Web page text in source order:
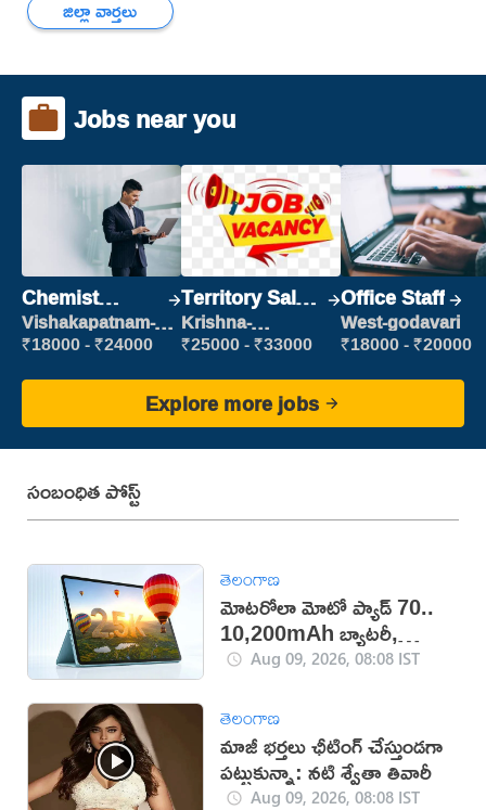
జిల్లా వార్తలు
Jobs near you
Chemist
Production
Executive
Vishakapatnam-
new
₹18000 - ₹24000
Territory Sales
Manager
Krishna-
vijayawada
₹25000 - ₹33000
Office Staff
West-godavari
₹18000 - ₹20000
Explore more jobs
సంబంధిత పోస్ట్
తెలంగాణ
మోటరోలా మోటో ప్యాడ్ 70..
10,200mAh బ్యాటరీ,
5Gతో కొత్త టాబ్లెట్ విడుదల
Aug 09, 2026, 08:08 IST
తెలంగాణ
మాజీ భర్తలు ఛీటింగ్ చేస్తుండగా
పట్టుకున్నా: నటి శ్వేతా తివారీ
Aug 09, 2026, 08:08 IST